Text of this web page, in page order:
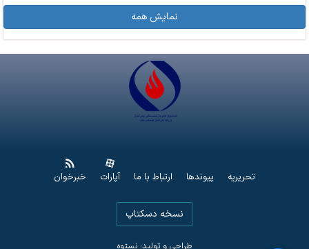
نمایش همه
تحریریه پیوندها ارتباط با ما آپارات خبرخوان
نسخه دسکتاپ
طراحی و تولید: نستوه